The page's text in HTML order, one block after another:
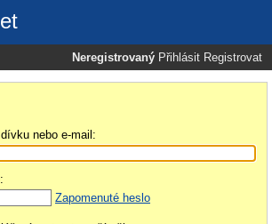
Neregistrovaný Přihlásit Registrovat
nebo e-mail:
Zapomenuté heslo